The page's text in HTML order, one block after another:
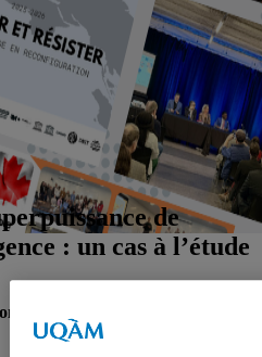
de
: un cas à l’étude
d'Ottawa